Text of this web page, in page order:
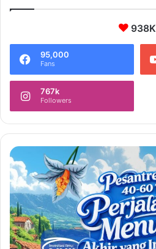
938K
95,000
Fans
767k
Followers